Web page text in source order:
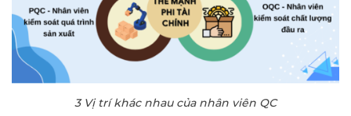
3 Vị trí khác nhau của nhân viên QC